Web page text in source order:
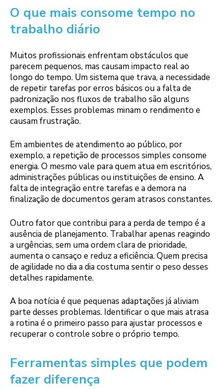
O que mais consome tempo no
trabalho diário
Muitos profissionais enfrentam obstáculos que
parecem pequenos, mas causam impacto real ao
longo do tempo. Um sistema que trava, a necessidade
de repetir tarefas por erros básicos ou a falta de
padronização nos fluxos de trabalho são alguns
exemplos. Esses problemas minam o rendimento e
causam frustração.
Em ambientes de atendimento ao público, por
exemplo, a repetição de processos simples consome
energia. O mesmo vale para quem atua em escritórios,
administrações públicas ou instituições de ensino. A
falta de integração entre tarefas e a demora na
finalização de documentos geram atrasos constantes.
Outro fator que contribui para a perda de tempo é a
ausência de planejamento. Trabalhar apenas reagindo
a urgências, sem uma ordem clara de prioridade,
aumenta o cansaço e reduz a eficiência. Quem precisa
de agilidade no dia a dia costuma sentir o peso desses
detalhes rapidamente.
A boa notícia é que pequenas adaptações já aliviam
parte desses problemas. Identificar o que mais atrasa
a rotina é o primeiro passo para ajustar processos e
recuperar o controle sobre o próprio tempo.
Ferramentas simples que podem
fazer diferença